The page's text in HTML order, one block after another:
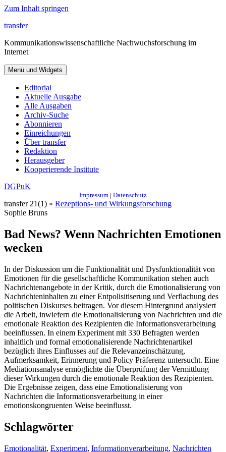
Zum Inhalt springen
transfer
Kommunikationswissenschaftliche Nachwuchsforschung im
Internet
Menü und Widgets
Editorial
Aktuelle Ausgabe
Alle Ausgaben
Archiv-Suche
Abonnieren
Einreichungen
Über transfer
Redaktion
Herausgeber
Kooperierende Institute
DGPuK
Impressum | Datenschutz
transfer 21(1) » Rezeptions- und Wirkungsforschung
Sophie Bruns
Bad News? Wenn Nachrichten Emotionen
wecken
In der Diskussion um die Funktionalität und Dysfunktionalität von
Emotionen für die gesellschaftliche Kommunikation stehen auch
Nachrichtenangebote in der Kritik, durch die Emotionalisierung von
Nachrichteninhalten zu einer Entpolisitiserung und Verflachung des
politischen Diskurses beitragen. Vor diesem Hintergrund analysiert
die Arbeit, inwiefern die Emotionalisierung von Nachrichten und die
emotionale Reaktion des Rezipienten die Informationsverarbeitung
beeinflussen. In einem Experiment mit 330 Befragten werden
inhaltlich und formal emotionalisierende Nachrichtenartikel
bezüglich ihres Einflusses auf die Relevanzeinschätzung,
Aufmerksamkeit, Erinnerung und Policy Präferenz untersucht. Eine
Mediationsanalyse ermöglichte die Überprüfung der Vermittlung
dieser Wirkungen durch die emotionale Reaktion des Rezipienten.
Die Ergebnisse zeigen, dass eine Emotionalisierung von
Nachrichten die Informationsverarbeitung in einer
emotionskongruenten Weise beeinflusst.
Schlagwörter
Emotionalität, Experiment, Informationverarbeitung, Nachrichten